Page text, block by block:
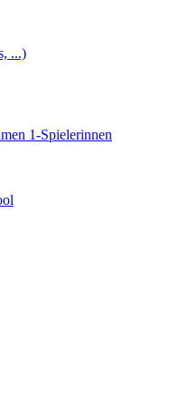
...)
1-Spielerinnen